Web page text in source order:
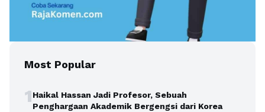
Most Popular
1Haikal Hassan Jadi Profesor, Sebuah
Penghargaan Akademik Bergengsi dari Korea